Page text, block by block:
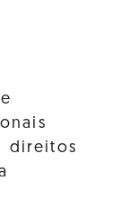
direitos